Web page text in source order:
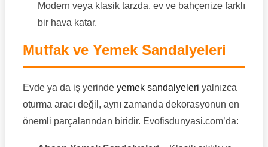
Modern veya klasik tarzda, ev ve bahçenize farklı
bir hava katar.
Mutfak ve Yemek Sandalyeleri
Evde ya da iş yerinde yemek sandalyeleri yalnızca
oturma aracı değil, aynı zamanda dekorasyonun en
önemli parçalarından biridir. Evofisdunyasi.com’da: